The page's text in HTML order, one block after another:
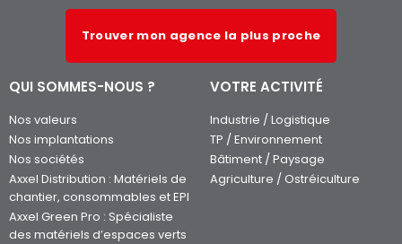
Trouver mon agence la plus proche
QUI SOMMES-NOUS ?
Nos valeurs
Nos implantations
Nos sociétés
Axxel Distribution : Matériels de
chantier, consommables et EPI
Axxel Green Pro : Spécialiste
des matériels d’espaces verts
VOTRE ACTIVITÉ
Industrie / Logistique
TP / Environnement
Bâtiment / Paysage
Agriculture / Ostréiculture